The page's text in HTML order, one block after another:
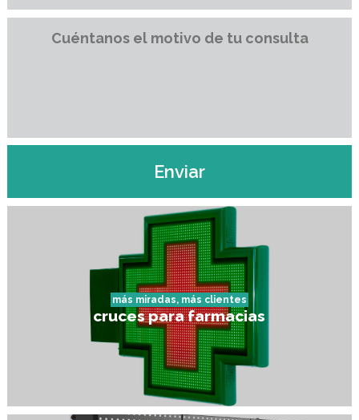
Enviar
más miradas, más clientes
cruces para farmacias